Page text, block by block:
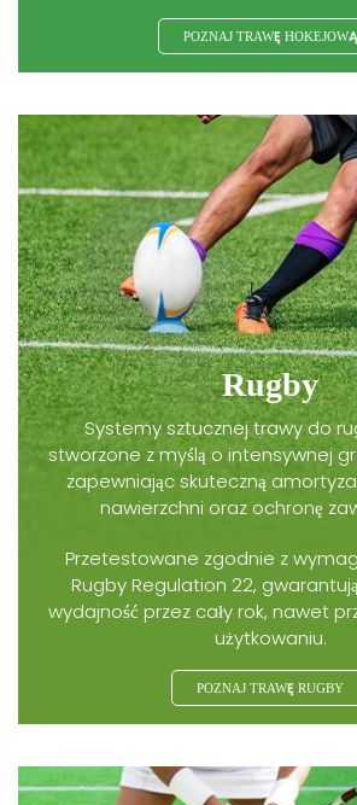
POZNAJ TRAWĘ HOKEJOWĄ
Rugby
Systemy sztucznej trawy do
stworzone z myślą o intensywnej
zapewniając skuteczną
nawierzchni oraz ochronę
Przetestowane zgodnie z
Rugby Regulation 22,
wydajność przez cały rok, nawet
użytkowaniu.
POZNAJ TRAWĘ RUGBY